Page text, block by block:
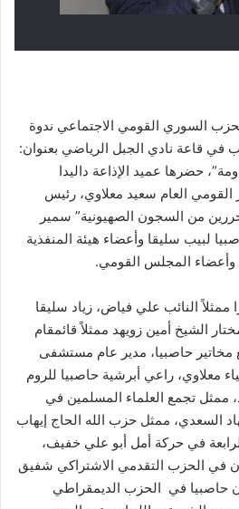
السوري القومي الاجتماعي ندوة
في قاعة نادي الجبل الرياضي بعنوان:
حضرها عميد الإذاعة داليدا
القومي العام سعيد معلاوي، رئيس
من السجون الصهيونية” سمير
لبيب سليقا وأعضاء هيئة المنفذية
المجلس القومي.
النائب علي فياض، زياد سليقا
الشيخ أمين زويهد ممثلاً قائمقام
مخاتير حاصبيا، مدير عام مستشفى
معلاوي، راعي أبرشية حاصبيا للروم
ممثل تجمع العلماء المسلمين في
السعدي، ممثل حزب الله الحاج إيهاب
في حركة أمل أبو علي خفيف،
في الحزب التقدمي الاشتراكي شفيق
حاصبيا في الحزب الديمقراطي